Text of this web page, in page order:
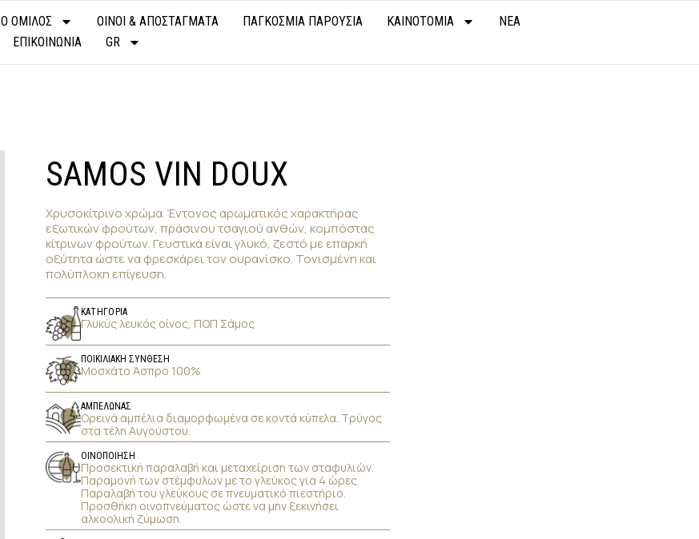
Ο ΟΜΙΛΟΣ ΟΙΝΟΙ & ΑΠΟΣΤΑΓΜΑΤΑ ΠΑΓΚΟΣΜΙΑ ΠΑΡΟΥΣΙΑ ΚΑΙΝΟΤΟΜΙΑ
ΝΕΑ
ΕΠΙΚΟΙΝΩΝΙΑ
GR
SAMOS VIN DOUX
Χρυσοκίτρινο χρώμα. Έντονος αρωματικός χαρακτήρας
εξωτικών φρούτων, πράσινου τσαγιού ανθών, κομπόστας
κίτρινων φρούτων. Γευστικά είναι γλυκό, ζεστό με επαρκή
οξύτητα ώστε να φρεσκάρει τον ουρανίσκο. Τονισμένη και
πολύπλοκη επίγευση.
ΚΑΤΗΓΟΡΙΑ
Γλυκύς λευκός οίνος, ΠΟΠ Σάμος
ΠΟΙΚΙΛΙΑΚΗ ΣΥΝΘΕΣΗ
Μοσχάτο Άσπρο 100%
ΑΜΠΕΛΩΝΑΣ
Ορεινά αμπέλια διαμορφωμένα σε κοντά κύπελα. Τρύγος
στα τέλη Αυγούστου.
ΟΙΝΟΠΟΙΗΣΗ
Προσεκτική παραλαβή και μεταχείριση των σταφυλιών.
Παραμονή των στέμφυλων με το γλεύκος για 4 ώρες.
Παραλαβή του γλεύκους σε πνευματικό πιεστήριο.
Προσθήκη οινοπνεύματος ώστε να μην ξεκινήσει
αλκοολική ζύμωση.